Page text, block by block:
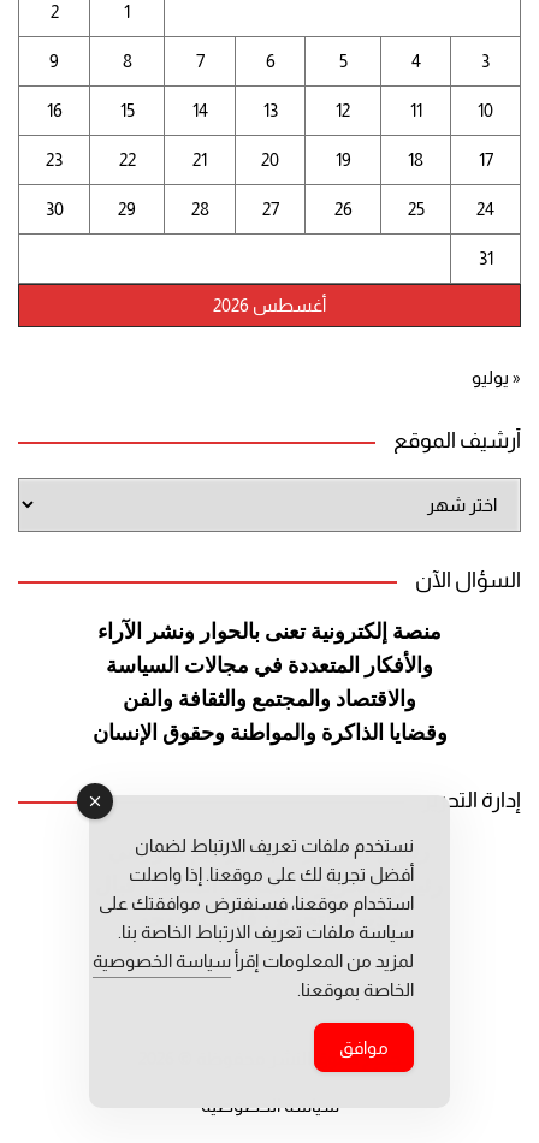
أغسطس 2026
1
2
3
4
5
6
7
8
9
10
11
12
13
14
15
16
17
18
19
20
21
22
23
24
25
26
27
28
29
30
31
« يوليو
أرشيف الموقع
الموقع
السؤال الآن
منصة إلكترونية تعنى بالحوار ونشر الآراء
والأفكار المتعددة في مجالات السياسة
والاقتصاد والمجتمع والثقافة والفن
وقضايا الذاكرة والمواطنة وحقوق الإنسان
إدارة التحرير
رئيس التحرير: عبد الرحيم التوراني
رئيس التحرير المساعد: المعطي قبال
مديرة التحرير: فاطمة حوحو
جميع حقوق النشر محفوظة © 2026
سياسة الخصوصية
نستخدم ملفات تعريف الارتباط لضمان
أفضل تجربة لك على موقعنا. إذا واصلت
استخدام موقعنا، فسنفترض موافقتك على
سياسة ملفات تعريف الارتباط الخاصة بنا.
لمزيد من المعلومات إقرأ سياسة الخصوصية
الخاصة بموقعنا.
موافق